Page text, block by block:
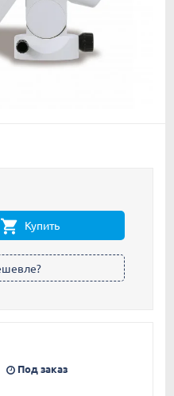
Купить
Под заказ